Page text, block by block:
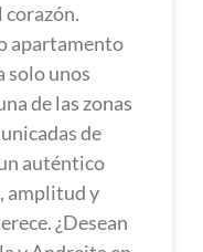
corazón.
apartamento
solo unos
de las zonas
de
auténtico
amplitud y
¿Desean